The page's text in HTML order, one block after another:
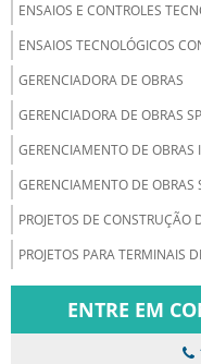
ENSAIOS E CONTROLES
ENSAIOS TECNOLÓGICOS
GERENCIADORA DE OBRAS
GERENCIADORA DE OBRAS SP
GERENCIAMENTO DE OBRAS
GERENCIAMENTO DE OBRAS
PROJETOS DE CONSTRUÇÃO
PROJETOS PARA TERMINAIS
ENTRE EM